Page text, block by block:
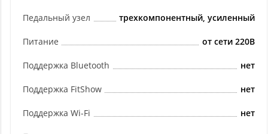
Педальный узел трехкомпонентный, усиленный
Питание от сети 220В
Поддержка Bluetooth нет
Поддержка FitShow нет
Поддержка Wi-Fi нет